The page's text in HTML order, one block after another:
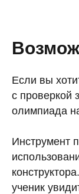
Если вы
с проверкой
олимпиада
Инструмент
ученик